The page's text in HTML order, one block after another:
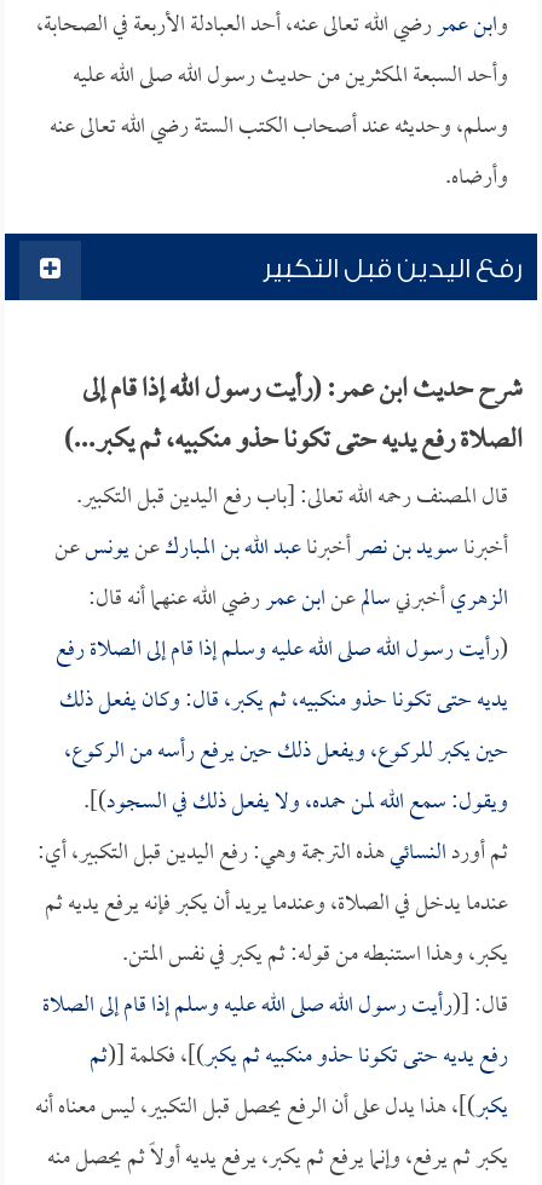
وابن عمررضي الله تعالى عنه، أحد العبادلة الأربعة في الصحابة،
وأحد السبعة المكثرين من حديث رسول الله صلى الله عليه
وسلم، وحديثه عند أصحاب الكتب الستة رضي الله تعالى عنه
وأرضاه.
رفع اليدين قبل التكبير
شرح حديث ابن عمر: (رأيت رسول الله إذا قام إلى
الصلاة رفع يديه حتى تكونا حذو منكبيه، ثم يكبر...)
قال المصنف رحمه الله تعالى: [باب رفع اليدين قبل التكبير.
أخبرناسويد بن نصرأخبرناعبد الله بن المباركعنيونسعن
الزهريأخبرنيسالمعنابن عمررضي الله عنهما أنه قال:
(رأيت رسول الله صلى الله عليه وسلم إذا قام إلى الصلاة رفع
يديه حتى تكونا حذو منكبيه، ثم يكبر، قال: وكان يفعل ذلك
حين يكبر للركوع، ويفعل ذلك حين يرفع رأسه من الركوع،
ويقول: سمع الله لمن حمده، ولا يفعل ذلك في السجود)].
ثم أوردالنسائيهذه الترجمة وهي: رفع اليدين قبل التكبير، أي:
عندما يدخل في الصلاة، وعندما يريد أن يكبر فإنه يرفع يديه ثم
يكبر، وهذا استنبطه من قوله: ثم يكبر في نفس المتن.
قال: [(رأيت رسول الله صلى الله عليه وسلم إذا قام إلى الصلاة
رفع يديه حتى تكونا حذو منكبيه ثم يكبر)]، فكلمة [(ثم
يكبر)]، هذا يدل على أن الرفع يحصل قبل التكبير، ليس معناه أنه
يكبر ثم يرفع، وإنما يرفع ثم يكبر، يرفع يديه أولاً ثم يحصل منه